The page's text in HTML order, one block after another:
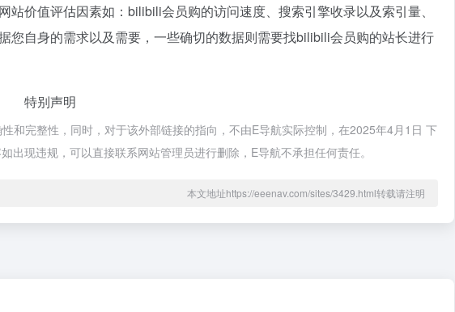
价值评估因素如：bilibili会员购的访问速度、搜索引擎收录以及索引量、
您自身的需求以及需要，一些确切的数据则需要找bilibili会员购的站长进行
特别声明
和完整性，同时，对于该外部链接的指向，不由E导航实际控制，在2025年4月1日 下
现违规，可以直接联系网站管理员进行删除，E导航不承担任何责任。
本文地址https://eeenav.com/sites/3429.html转载请注明